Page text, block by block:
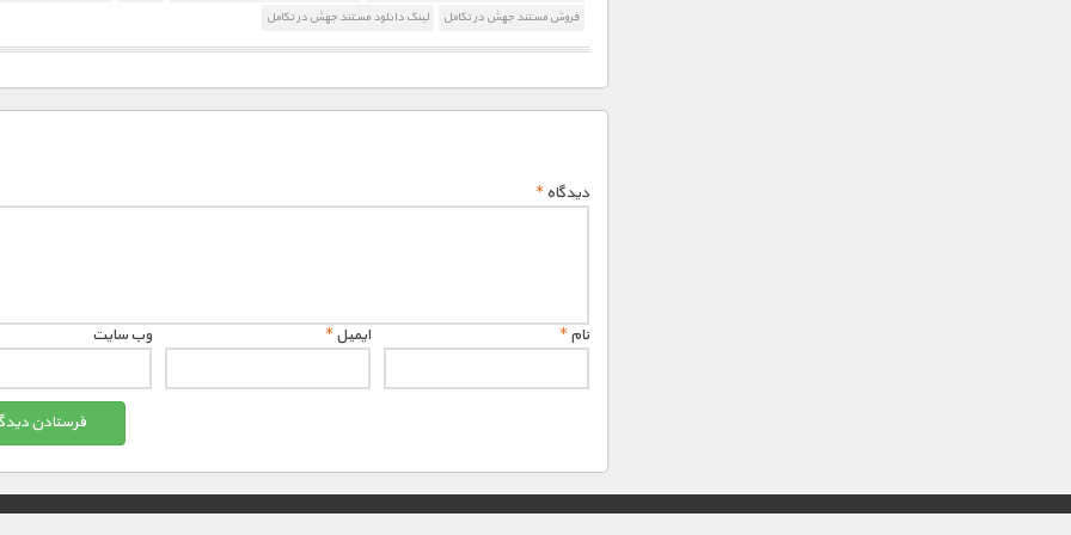
فروش مستند جهش در تکامل
لینک دانلود مستند جهش در تکامل
دیدگاه*
نام* ایمیل* وب‌ سایت